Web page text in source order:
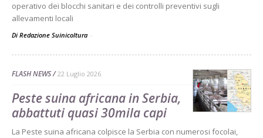
operativo dei blocchi sanitari e dei controlli preventivi sugli
allevamenti locali
Di Redazione Suinicoltura -
FLASH NEWS 22 Luglio 2026
Peste suina africana in Serbia,
abbattuti quasi 30mila capi
La Peste suina africana colpisce la Serbia con numerosi focolai,